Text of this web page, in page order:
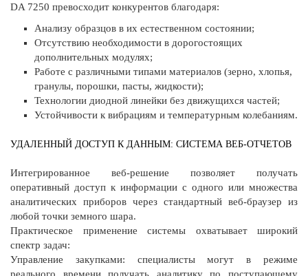
DA 7250 превосходит конкурентов благодаря:
Анализу образцов в их естественном состоянии;
Отсутствию необходимости в дорогостоящих
дополнительных модулях;
Работе с различными типами материалов (зерно, хлопья,
гранулы, порошки, пасты, жидкости);
Технологии диодной линейки без движущихся частей;
Устойчивости к вибрациям и температурным колебаниям.
УДАЛЕННЫЙ ДОСТУП К ДАННЫМ: СИСТЕМА ВЕБ-ОТЧЕТОВ
Интегрированное веб-решение позволяет получать
оперативный доступ к информации с одного или множества
аналитических приборов через стандартный веб-браузер из
любой точки земного шара.
Практическое применение системы охватывает широкий
спектр задач:
Управление закупками: специалисты могут в режиме